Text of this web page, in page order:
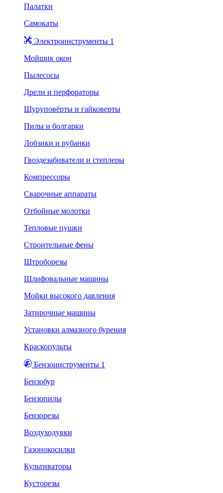
Палатки
Самокаты
Электроинструменты 1
Мойщик окон
Пылесосы
Дрели и перфораторы
Шуруповёрты и гайковерты
Пилы и болгарки
Лобзики и рубанки
Гвоздезабиватели и степлеры
Компрессоры
Сварочные аппараты
Отбойные молотки
Тепловые пушки
Строительные фены
Штроборезы
Шлифовальные машины
Мойки высокого давления
Затирочные машины
Установки алмазного бурения
Краскопульты
Бензоинструменты 1
Бензобур
Бензопилы
Бензорезы
Воздуходувки
Газонокосилки
Культиваторы
Кусторезы